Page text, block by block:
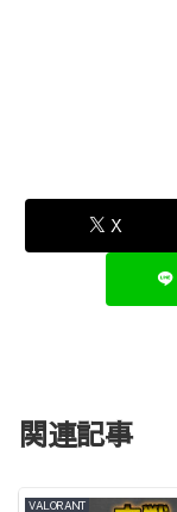
X
関連記事
VALORANT